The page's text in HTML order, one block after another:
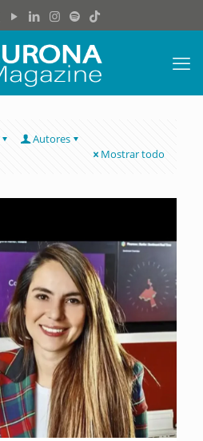
Autores
Mostrar todo